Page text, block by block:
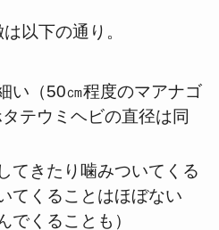
以下の通り。
い（50㎝程度のマアナゴ
テウミヘビの直径は同
てきたり噛みついてくる
てくることはほぼない
でくることも）